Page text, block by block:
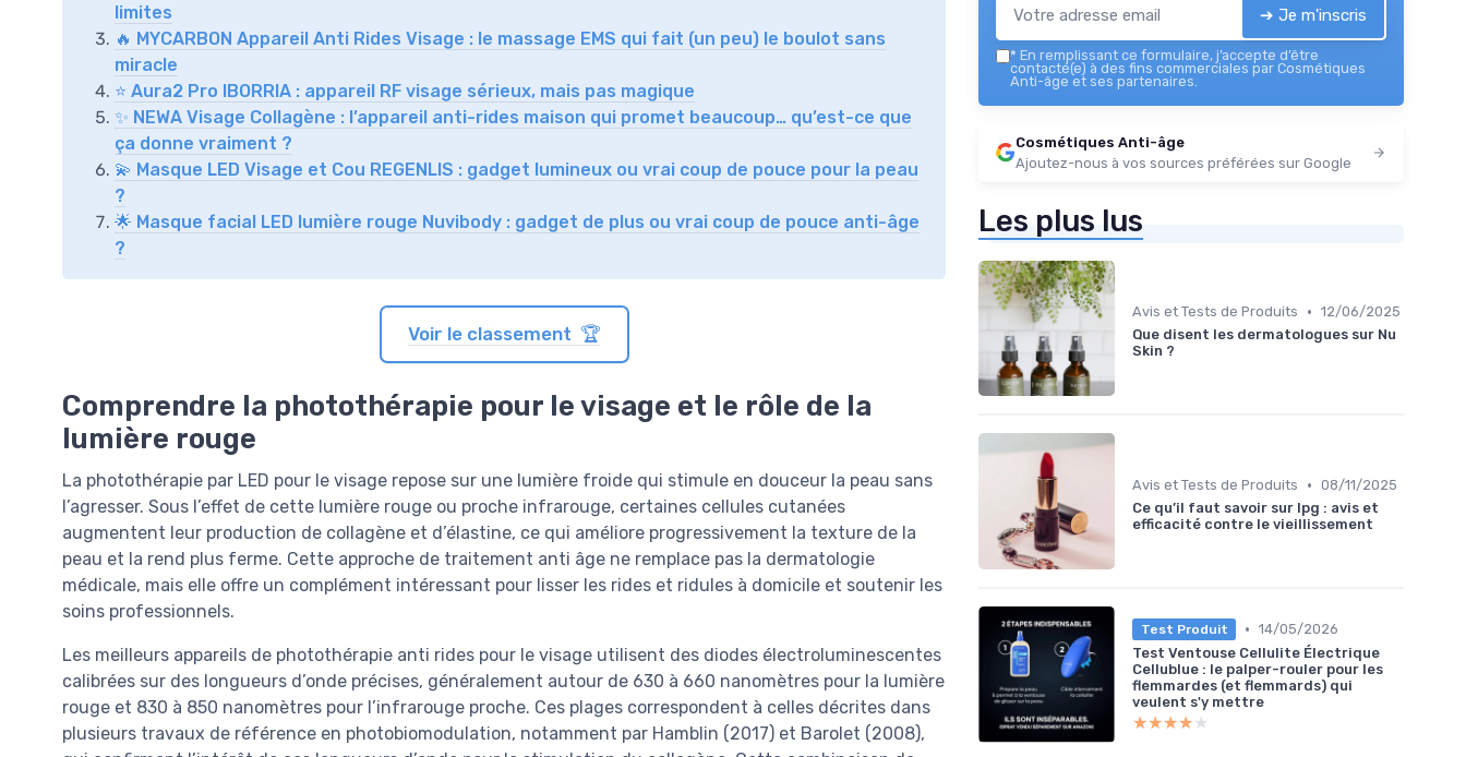
limites
🔥 MYCARBON Appareil Anti Rides Visage : le massage EMS qui fait (un peu) le boulot sans
miracle
⭐ Aura2 Pro IBORRIA : appareil RF visage sérieux, mais pas magique
✨ NEWA Visage Collagène : l’appareil anti-rides maison qui promet beaucoup… qu’est-ce que
ça donne vraiment ?
💫 Masque LED Visage et Cou REGENLIS : gadget lumineux ou vrai coup de pouce pour la peau
?
🌟 Masque facial LED lumière rouge Nuvibody : gadget de plus ou vrai coup de pouce anti-âge
?
Voir le classement 🏆
Comprendre la photothérapie pour le visage et le rôle de la
lumière rouge
La photothérapie par LED pour le visage repose sur une lumière froide qui stimule en douceur la peau sans
l’agresser. Sous l’effet de cette lumière rouge ou proche infrarouge, certaines cellules cutanées
augmentent leur production de collagène et d’élastine, ce qui améliore progressivement la texture de la
peau et la rend plus ferme. Cette approche de traitement anti âge ne remplace pas la dermatologie
médicale, mais elle offre un complément intéressant pour lisser les rides et ridules à domicile et soutenir les
soins professionnels.
Les meilleurs appareils de photothérapie anti rides pour le visage utilisent des diodes électroluminescentes
calibrées sur des longueurs d’onde précises, généralement autour de 630 à 660 nanomètres pour la lumière
rouge et 830 à 850 nanomètres pour l’infrarouge proche. Ces plages correspondent à celles décrites dans
plusieurs travaux de référence en photobiomodulation, notamment par Hamblin (2017) et Barolet (2008),
➔ Je m'inscris
* En remplissant ce formulaire, j’accepte d’être
contacté(e) à des fins commerciales par Cosmétiques
Anti-âge et ses partenaires.
Cosmétiques Anti-âge
Ajoutez-nous à vos sources préférées sur Google
Les plus lus
Avis et Tests de Produits • 12/06/2025
Que disent les dermatologues sur Nu
Skin ?
Avis et Tests de Produits • 08/11/2025
Ce qu’il faut savoir sur lpg : avis et
efficacité contre le vieillissement
Test Produit • 14/05/2026
Test Ventouse Cellulite Électrique
Cellublue : le palper-rouler pour les
flemmardes (et flemmards) qui
veulent s'y mettre
★★★★★
★★★★★